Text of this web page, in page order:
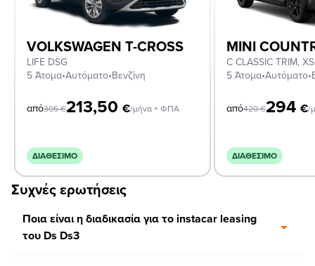
VOLKSWAGEN T-CROSS
LIFE DSG
5 Άτομα•Αυτόματο•Βενζίνη
από305€213,50 €/μήνα + ΦΠΑ
ΔΙΑΘΈΣΙΜΟ
MINI
5 Άτομα•Αυτόματο•
από420€294 €/
ΔΙΑΘΈΣΙΜΟ
Συχνές ερωτήσεις
Ποια είναι η διαδικασία για το instacar leasing
του Ds Ds3